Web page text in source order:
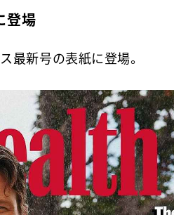
登場
最新号の表紙に登場。